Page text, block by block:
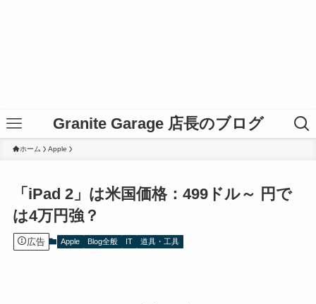
Granite Garage 店長のブログ
ホーム Apple
「iPad 2」は米国価格：499ドル～ 円で
は4万円強？
広告 Apple Blog全般 IT 道具・工具